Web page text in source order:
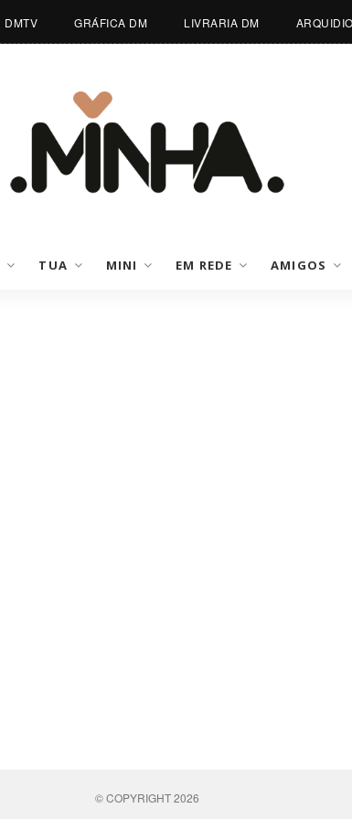
DMTV GRÁFICA DM LIVRARIA DM
TUA MINI EM REDE AMIGOS
© COPYRIGHT 2026